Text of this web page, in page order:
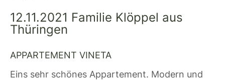
12.11.2021 Familie Klöppel aus
Thüringen
APPARTEMENT VINETA
Eins sehr schönes Appartement. Modern und